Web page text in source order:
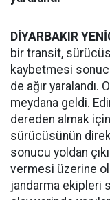
DİYARBAKIR
bir transit,
kaybetmesi
de ağır yaralandı.
meydana geldi.
dereden almak
sürücüsünün
sonucu yoldan
vermesi üzerine
jandarma ekipleri